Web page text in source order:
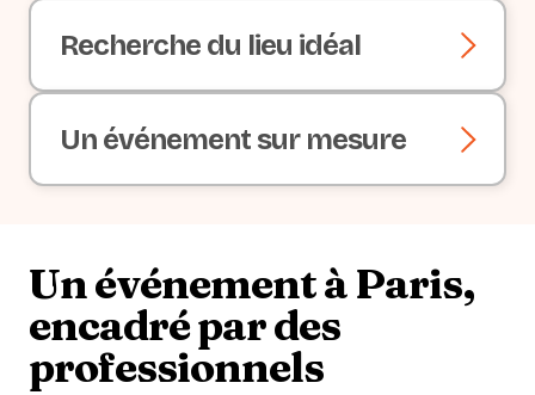
Recherche du lieu idéal
Un événement sur mesure
Un événement à Paris,
encadré par des
professionnels